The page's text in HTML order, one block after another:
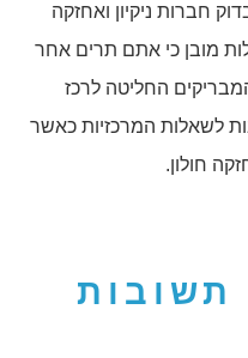
חברות ניקיון ואחזקה
מובן כי אתם תרים אחר
החליטה לרכז
לשאלות המרכזיות כאשר
חולון.
תשובות